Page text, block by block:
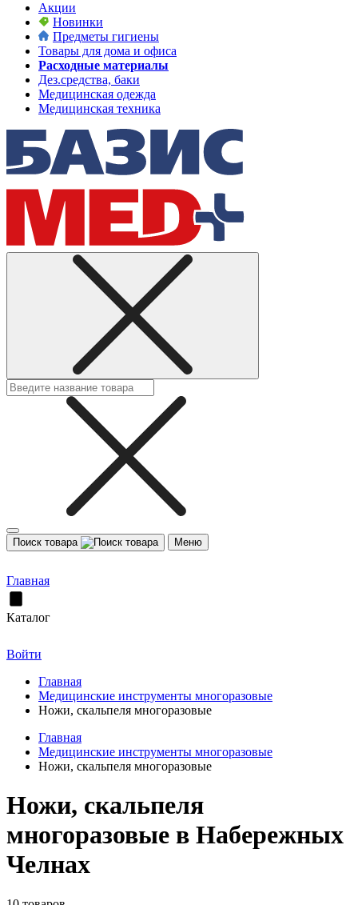
Акции
Новинки
Предметы гигиены
Товары для дома и офиса
Расходные материалы
Дез.средства, баки
Медицинская одежда
Медицинская техника
Поиск товара Меню
Главная
Каталог
Войти
Главная
Медицинские инструменты многоразовые
Ножи, скальпеля многоразовые
Главная
Медицинские инструменты многоразовые
Ножи, скальпеля многоразовые
Ножи, скальпеля
многоразовые в Набережных
Челнах